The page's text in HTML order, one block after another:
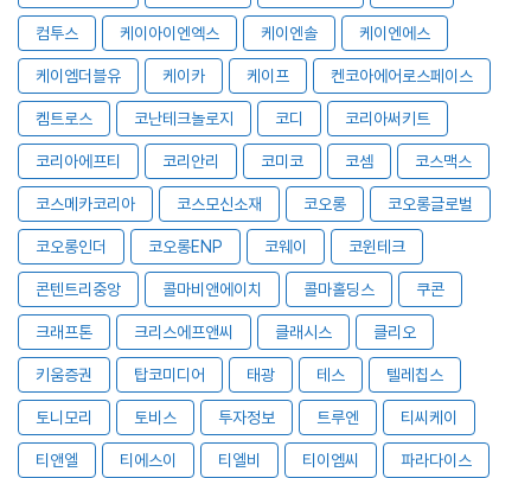
컴투스 케이아이엔엑스 케이엔솔 케이엔에스
케이엠더블유 케이카 케이프 켄코아에어로스페이스
켐트로스 코난테크놀로지 코디 코리아써키트
코리아에프티 코리안리 코미코 코셈 코스맥스
코스메카코리아 코스모신소재 코오롱 코오롱글로벌
코오롱인더 코오롱ENP 코웨이 코윈테크
콘텐트리중앙 콜마비앤에이치 콜마홀딩스 쿠콘
크래프톤 크리스에프앤씨 클래시스 클리오
키움증권 탑코미디어 태광 테스 텔레칩스
토니모리 토비스 투자정보 트루엔 티씨케이
티앤엘 티에스이 티엘비 티이엠씨 파라다이스